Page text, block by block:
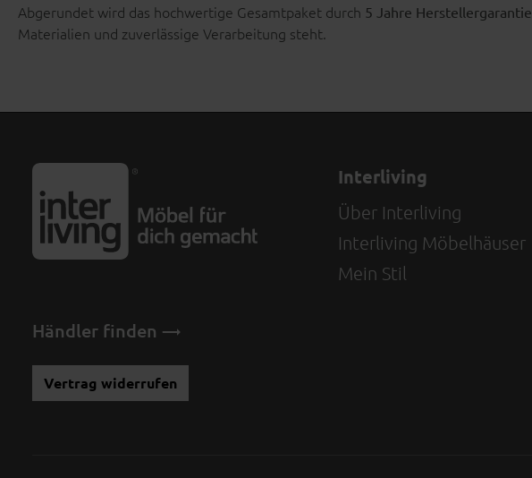
Abgerundet wird das hochwertige Gesamtpaket durch 5 Jahre Herstellergarantie
Materialien und zuverlässige Verarbeitung steht.
Händler finden
Vertrag widerrufen
Interliving
Über Interliving
Interliving Möbelhäuser
Mein Stil